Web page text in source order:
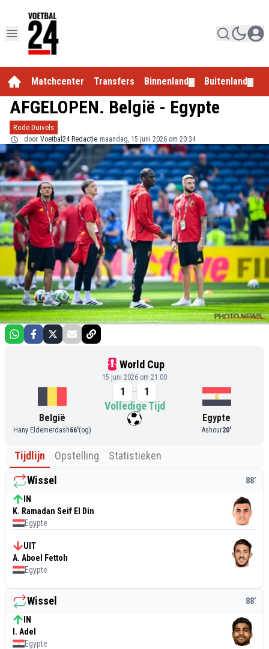
Matchcenter Transfers Binnenland Buitenland
AFGELOPEN. België - Egypte
Rode Duivels
door Voetbal24 Redactie maandag, 15 juni 2026 om 20:34
World Cup
15 juni 2026 om 21:00
België
Hany Eldemerdash66'(og)
1
1
Volledige Tijd
Egypte
Ashour20'
Tijdlijn Opstelling
Statistieken
Wissel
88’
IN
K. Ramadan Seif El Din
Egypte
UIT
A. Aboel Fettoh
Egypte
Wissel 88’
IN
I. Adel
Egypte